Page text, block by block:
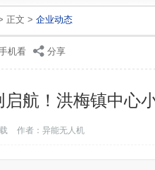
> 企业动态
正文
机看 分享
航！洪梅镇中心
作者：异能无人机